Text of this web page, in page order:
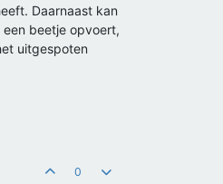
Daarnaast kan
beetje opvoert,
uitgespoten
0